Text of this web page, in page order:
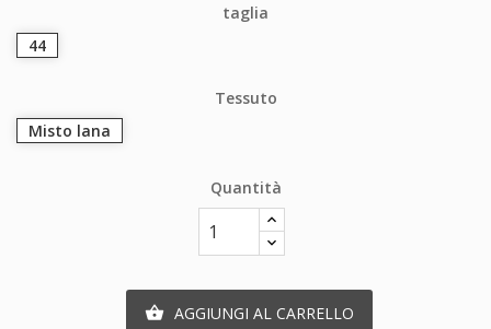
taglia
44
Tessuto
Misto lana
Quantità
 AGGIUNGI AL CARRELLO